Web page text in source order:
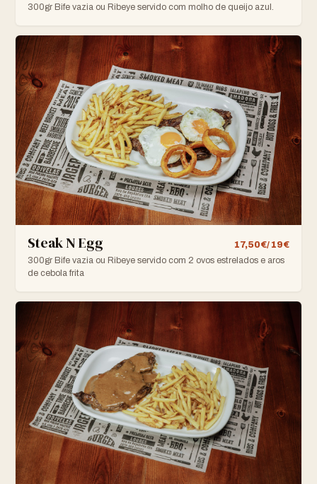
300gr Bife vazia ou Ribeye servido com molho de queijo azul.
Steak N Egg
17,50€/ 19€
300gr Bife vazia ou Ribeye servido com 2 ovos estrelados e aros
de cebola frita